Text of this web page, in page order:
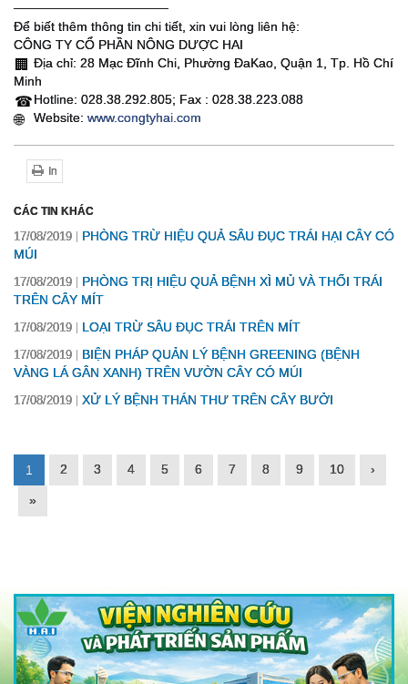
─────────────────
Để biết thêm thông tin chi tiết, xin vui lòng liên hệ:
CÔNG TY CỔ PHẦN NÔNG DƯỢC HAI
🏢 Địa chỉ: 28 Mạc Đĩnh Chi, Phường ĐaKao, Quận 1, Tp. Hồ Chí
Minh
☎Hotline: 028.38.292.805; Fax : 028.38.223.088
🌐 Website: www.congtyhai.com
In
CÁC TIN KHÁC
17/08/2019
PHÒNG TRỪ HIỆU QUẢ SÂU ĐỤC TRÁI HẠI CÂY CÓ
MÚI
17/08/2019
PHÒNG TRỊ HIỆU QUẢ BỆNH XÌ MỦ VÀ THỐI TRÁI
TRÊN CÂY MÍT
17/08/2019 LOẠI TRỪ SÂU ĐỤC TRÁI TRÊN MÍT
17/08/2019
BIỆN PHÁP QUẢN LÝ BỆNH GREENING (BỆNH
VÀNG LÁ GÂN XANH) TRÊN VƯỜN CÂY CÓ MÚI
17/08/2019 XỬ LÝ BỆNH THÁN THƯ TRÊN CÂY BƯỞI
1 2 3 4 5 6 7 8 9 10 ›
»